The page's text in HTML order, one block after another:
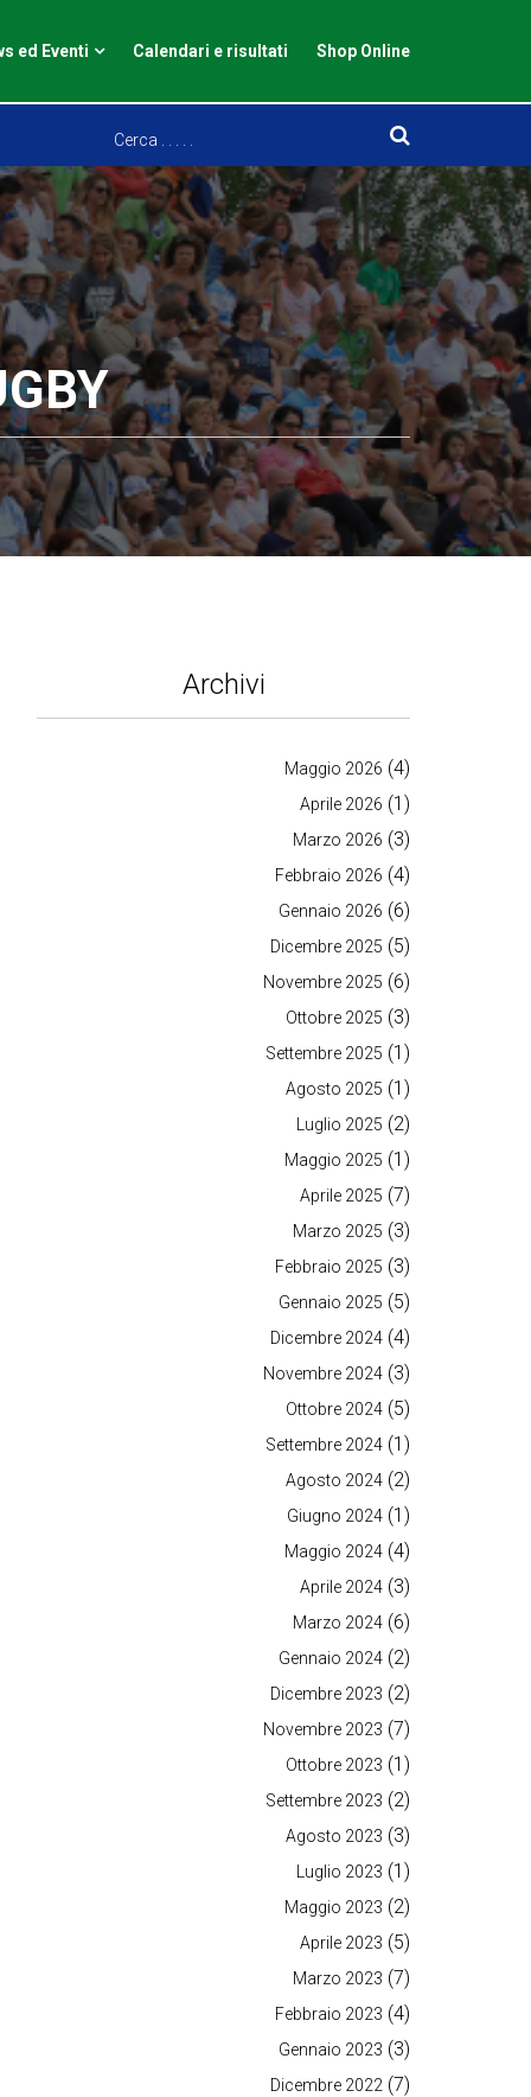
ed Eventi Calendari e risultati Shop Online
Archivi
Maggio 2026 (4)
Aprile 2026 (1)
Marzo 2026 (3)
Febbraio 2026 (4)
Gennaio 2026 (6)
Dicembre 2025 (5)
Novembre 2025 (6)
Ottobre 2025 (3)
Settembre 2025 (1)
Agosto 2025 (1)
Luglio 2025 (2)
Maggio 2025 (1)
Aprile 2025 (7)
Marzo 2025 (3)
Febbraio 2025 (3)
Gennaio 2025 (5)
Dicembre 2024 (4)
Novembre 2024 (3)
Ottobre 2024 (5)
Settembre 2024 (1)
Agosto 2024 (2)
Giugno 2024 (1)
Maggio 2024 (4)
Aprile 2024 (3)
Marzo 2024 (6)
Gennaio 2024 (2)
Dicembre 2023 (2)
Novembre 2023 (7)
Ottobre 2023 (1)
Settembre 2023 (2)
Agosto 2023 (3)
Luglio 2023 (1)
Maggio 2023 (2)
Aprile 2023 (5)
Marzo 2023 (7)
Febbraio 2023 (4)
Gennaio 2023 (3)
Dicembre 2022 (7)